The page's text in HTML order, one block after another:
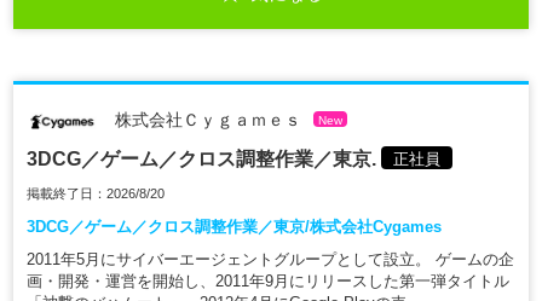
株式会社Ｃｙｇａｍｅｓ New
3DCG／ゲーム／クロス調整作業／東京. 正社員
掲載終了日：2026/8/20
3DCG／ゲーム／クロス調整作業／東京/株式会社Cygames
2011年5月にサイバーエージェントグループとして設立。 ゲームの企
画・開発・運営を開始し、2011年9月にリリースした第一弾タイトル